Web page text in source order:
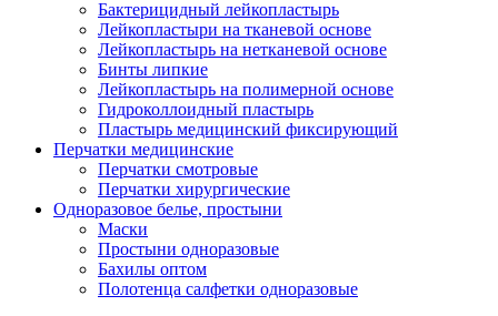
Бактерицидный лейкопластырь
Лейкопластыри на тканевой основе
Лейкопластырь на нетканевой основе
Бинты липкие
Лейкопластырь на полимерной основе
Гидроколлоидный пластырь
Пластырь медицинский фиксирующий
Перчатки медицинские
Перчатки смотровые
Перчатки хирургические
Одноразовое белье, простыни
Маски
Простыни одноразовые
Бахилы оптом
Полотенца салфетки одноразовые